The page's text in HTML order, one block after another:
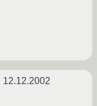
12.12.2002